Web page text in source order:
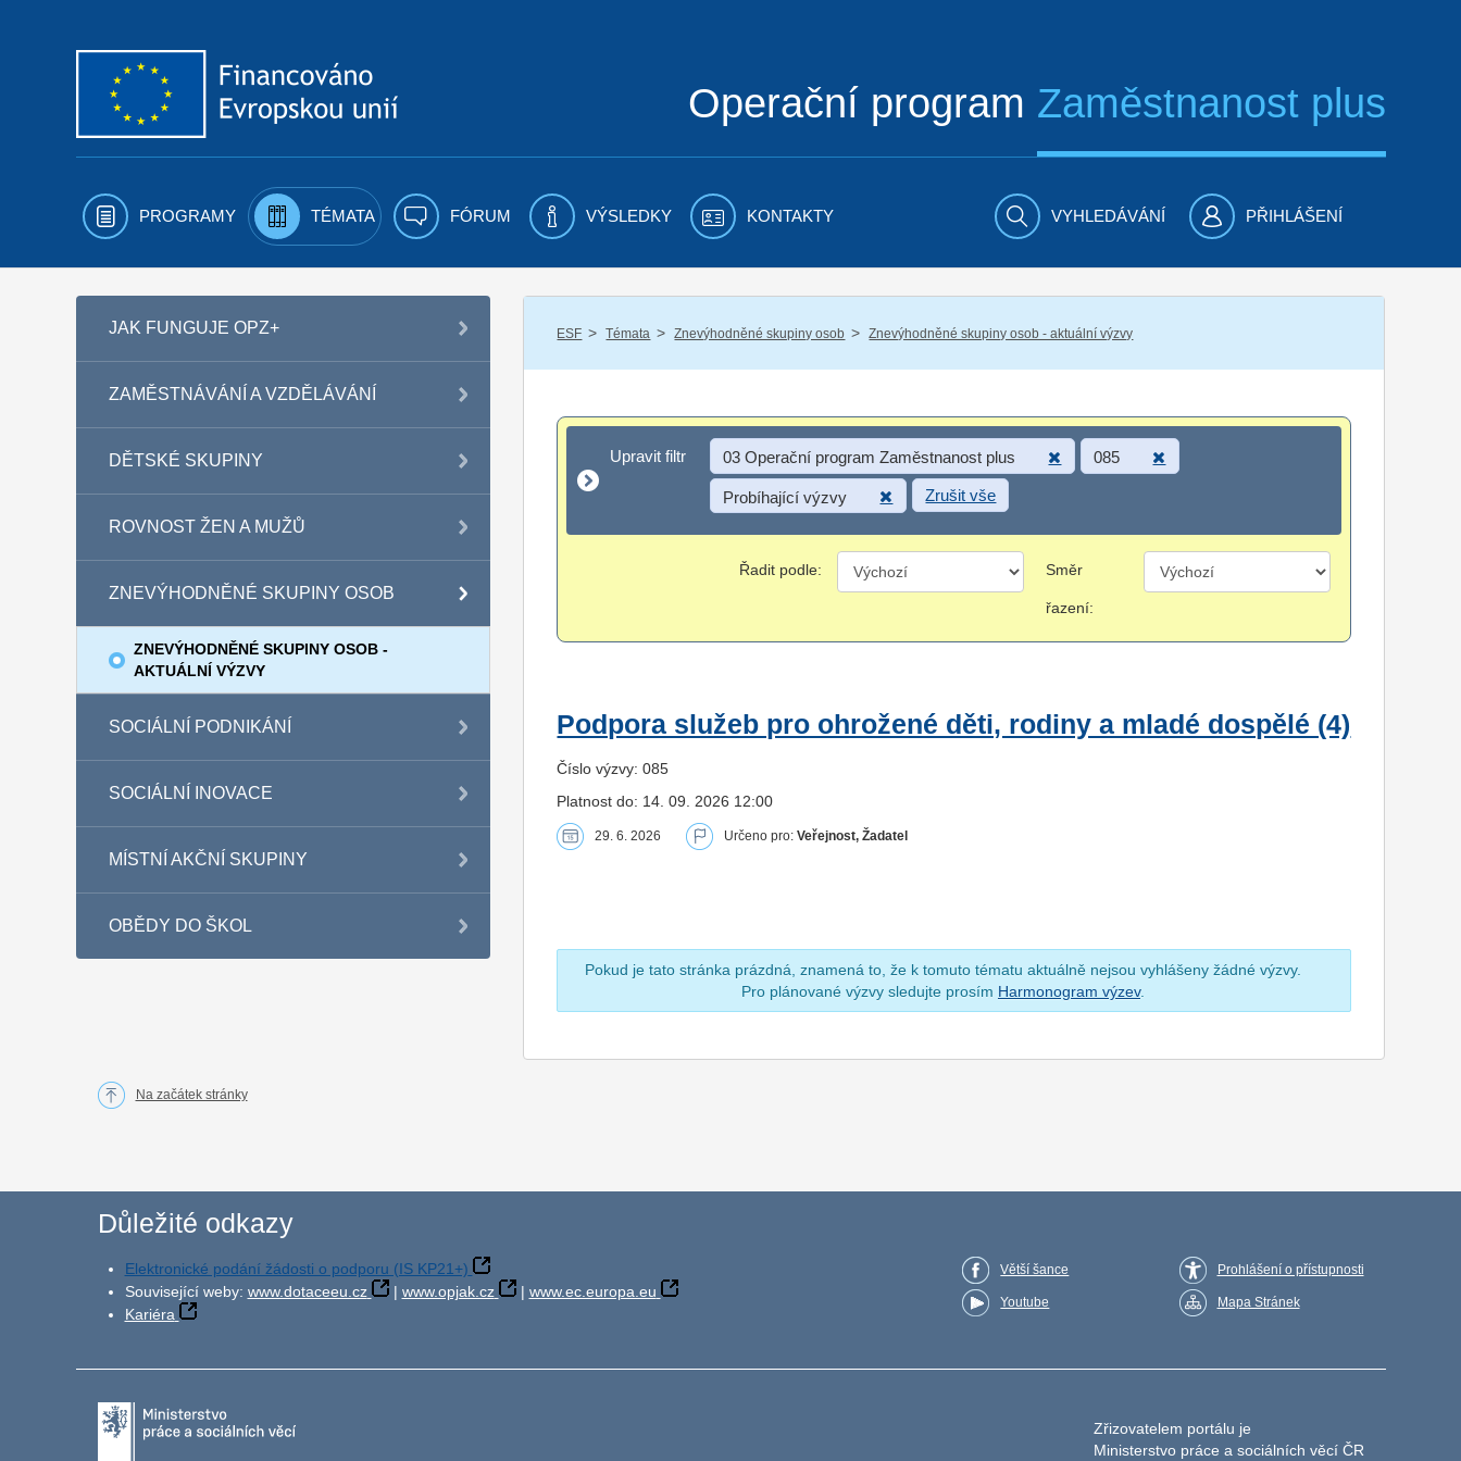
Operační program Zaměstnanost plus
PROGRAMY TÉMATA FÓRUM VÝSLEDKY KONTAKTY VYHLEDÁVÁNÍ PŘIHLÁŠENÍ
JAK FUNGUJE OPZ+
ZAMĚSTNÁVÁNÍ A VZDĚLÁVÁNÍ
DĚTSKÉ SKUPINY
ROVNOST ŽEN A MUŽŮ
ZNEVÝHODNĚNÉ SKUPINY OSOB
ZNEVÝHODNĚNÉ SKUPINY OSOB -
AKTUÁLNÍ VÝZVY
SOCIÁLNÍ PODNIKÁNÍ
SOCIÁLNÍ INOVACE
MÍSTNÍ AKČNÍ SKUPINY
OBĚDY DO ŠKOL
ESF / Témata / Znevýhodněné skupiny osob / Znevýhodněné skupiny osob - aktuální výzvy
Upravit filtr
Upravit filtr 03 Operační program Zaměstnanost plus 085
Probíhající výzvy Zrušit vše
Řadit podle: Směr
řazení:
Podpora služeb pro ohrožené děti, rodiny a mladé dospělé (4)
Číslo výzvy: 085
Platnost do: 14. 09. 2026 12:00
29. 6. 2026 Určeno pro:Veřejnost, Žadatel
Pokud je tato stránka prázdná, znamená to, že k tomuto tématu aktuálně nejsou vyhlášeny žádné výzvy.
Pro plánované výzvy sledujte prosím Harmonogram výzev.
Na začátek stránky
Důležité odkazy
Elektronické podání žádosti o podporu (IS KP21+)
Související weby: www.dotaceeu.cz | www.opjak.cz | www.ec.europa.eu
Kariéra
Větší šance
Youtube
Prohlášení o přístupnosti
Mapa Stránek
Zřizovatelem portálu je
Ministerstvo práce a sociálních věcí ČR